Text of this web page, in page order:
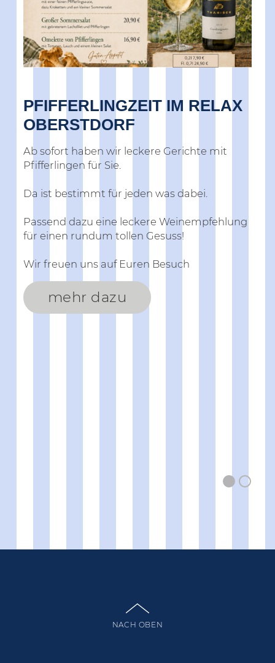
PFIFFERLINGZEIT IM RELAX
OBERSTDORF
Ab sofort haben wir leckere Gerichte mit
Pfifferlingen für Sie.
Da ist bestimmt für jeden was dabei.
Passend dazu eine leckere Weinempfehlung
für einen rundum tollen Gesuss!
Wir freuen uns auf Euren Besuch
mehr dazu
NACH OBEN